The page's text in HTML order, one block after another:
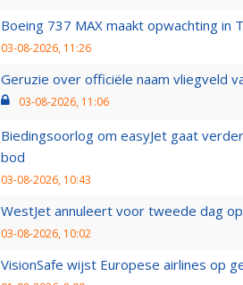
Boeing 737 MAX maakt opwachting in
03-08-2026, 11:26
Geruzie over officiële naam vliegveld
03-08-2026, 11:06
Biedingsoorlog om easyJet gaat
bod
03-08-2026, 10:43
WestJet annuleert voor tweede dag
03-08-2026, 10:02
VisionSafe wijst Europese airlines op